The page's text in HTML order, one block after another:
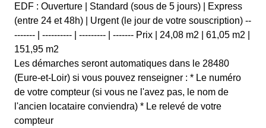
EDF : Ouverture | Standard (sous de 5 jours) | Express
(entre 24 et 48h) | Urgent (le jour de votre souscription) --
------- | ---------- | --------- | ------- Prix | 24,08 m2 | 61,05 m2 |
151,95 m2
Les démarches seront automatiques dans le 28480
(Eure-et-Loir) si vous pouvez renseigner : * Le numéro
de votre compteur (si vous ne l'avez pas, le nom de
l'ancien locataire conviendra) * Le relevé de votre
compteur